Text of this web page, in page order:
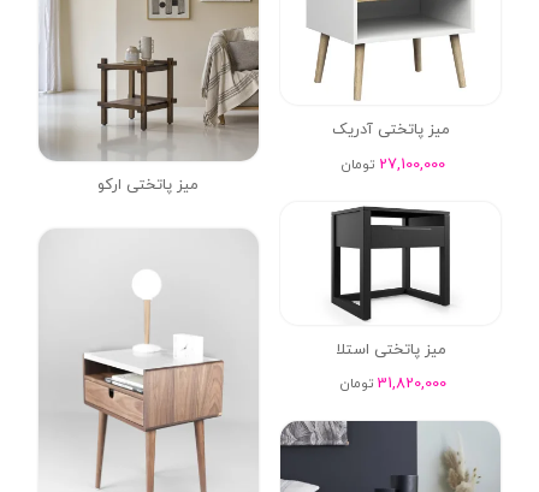
میز پاتختی آدریک
27,100,000 تومان
میز پاتختی ارکو
میز پاتختی استلا
31,820,000 تومان